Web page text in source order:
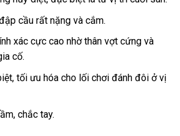
cầu rất nặng và cắm.
xác cực cao nhờ thân vợt cứng và
cố.
tối ưu hóa cho lối chơi đánh đôi ở vị
chắc tay.